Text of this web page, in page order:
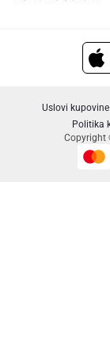
Uslovi kupovine
Politika
Copyright